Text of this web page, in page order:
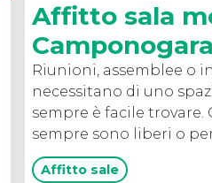
Affitto sala
Camponogara
Riunioni, assemblee o
necessitano di uno
sempre è facile trovare.
sempre sono liberi o
Affitto sale